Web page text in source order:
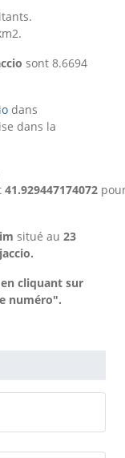
sont 8.6694
dans
dans la
41.929447174072
situé au 23
cliquant sur
numéro".